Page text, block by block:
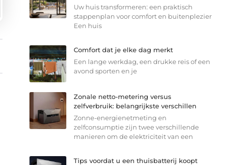
Uw huis transformeren: een praktisch
stappenplan voor comfort en buitenplezier
Een huis
Comfort dat je elke dag merkt
Een lange werkdag, een drukke reis of een
avond sporten en je
Zonale netto-metering versus
zelfverbruik: belangrijkste verschillen
Zonne-energienetmeting en
zelfconsumptie zijn twee verschillende
manieren om de elektriciteit van een
Tips voordat u een thuisbatterij koopt